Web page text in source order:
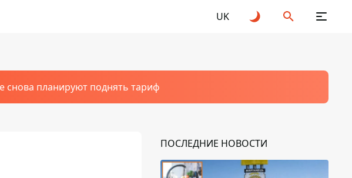
UK
снова планируют поднять тариф
ПОСЛЕДНИЕ НОВОСТИ